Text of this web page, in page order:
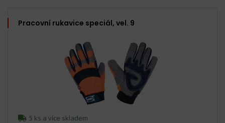
Pracovní rukavice speciál, vel. 9
5 ks a více skladem